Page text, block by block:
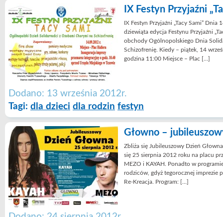
IX Festyn Przyjaźni
IX Festyn Przyjaźni „Tacy Sami”
dziewiąta edycja Festynu Przyjaźni
obchody Ogólnopolskiego Dnia
Schizofrenię. Kiedy – piątek, 14
godzina 11:00 Miejsce – Plac […]
Dodano: 13 września 2012r.
Tagi: dla dzieci dla rodzin festyn
Głowno –
Zbliża się Jubileuszowy Dzień
się 25 sierpnia 2012 roku na placu
MEZO i KAYAH. Ponadto w
rodziców, gdyż tegorocznej imprezie
Re-Kreacja. Program: […]